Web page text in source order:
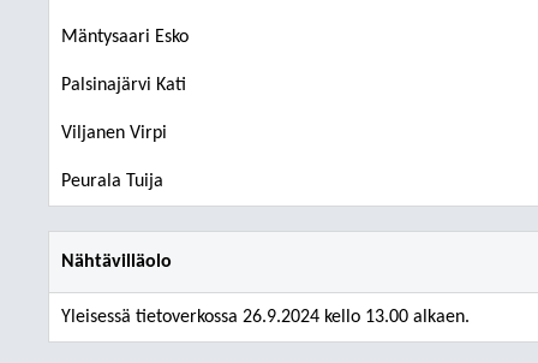
Mäntysaari Esko
Palsinajärvi Kati
Viljanen Virpi
Peurala Tuija
Nähtävilläolo
Yleisessä tietoverkossa 26.9.2024 kello 13.00 alkaen.